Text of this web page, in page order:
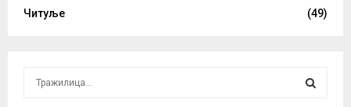
Читуље
(49)